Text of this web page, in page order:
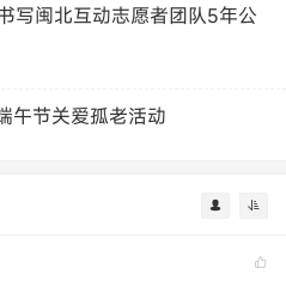
写闽北互动志愿者团队5年公
午节关爱孤老活动